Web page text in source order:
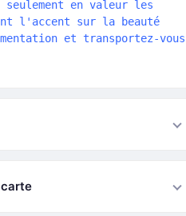
seulement en valeur les
l'accent sur la beauté
et transportez-vous
carte